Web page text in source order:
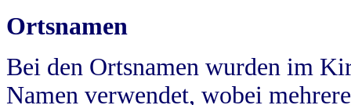
Ortsnamen
Bei den Ortsnamen wurden im
Namen verwendet, wobei